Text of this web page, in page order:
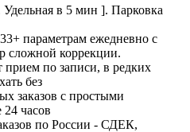
в 5 мин ]. Парковка
параметрам ежедневно с
сложной коррекции.
прием по записи, в редких
без
заказов с простыми
24 часов
по России - СДЕК,